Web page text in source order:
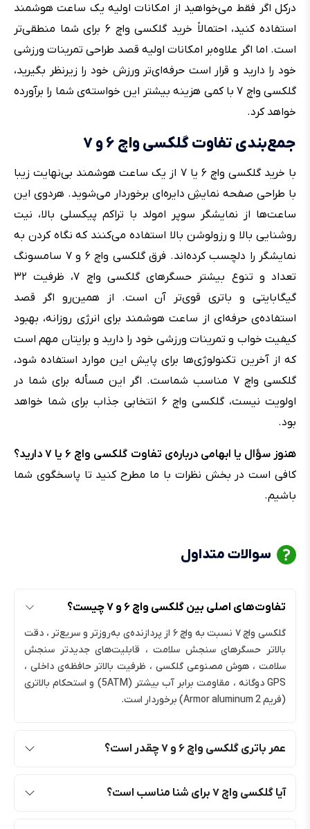
درکل اگر فقط می‌خواهید از امکانات اولیه یک ساعت هوشمند
استفاده کنید، احتمالاً خرید گلکسی واچ ۶ برای شما منطقی‌تر
است. اما اگر علاوه‌بر امکانات اولیه قصد طراحی تمرینات ورزشی
خود را دارید و قرار است حرفه‌ای‌تر ورزش خود را زیرنظر بگیرید،
گلکسی واچ ۷ با کمی هزینه بیشتر این خواسته‌ی شما را برآورده
خواهد کرد.
جمع‌بندی تفاوت گلکسی واچ ۶ و ۷
با خرید گلکسی واچ ۶ یا ۷ از یک ساعت هوشمند بی‌نهایت زیبا
با طراحی صفحه نمایشِ دایره‌ای برخوردار می‌شوید. هردوی این
ساعت‌ها از نمایشگر سوپر امولد با تراکم پیکسلی بالا، نیت
روشنایی بالا و رزولوشن بالا استفاده می‌کنند که نگاه کردن به
نمایشگر را دلچسب کرده‌اند. فرق گلکسی واچ ۶ و ۷ سامسونگ
تعداد و تنوع بیشتر حسگرهای گلکسی واچ ۷، ظرفیت ۳۲
گیگابایتی و باتری قوی‌تر آن است. از همین‌رو اگر قصد
استفاده‌ی حرفه‌ای از ساعت هوشمند برای انرژی روزانه، بهبود
کیفیت خواب و تمرینات ورزشی خود را دارید و برایتان مهم است
که از آخرین تکنولوژی‌ها برای پایش این موارد استفاده شود،
گلکسی واچ ۷ مناسب شماست. اگر این مسأله برای شما در
اولویت نیست، گلکسی واچ ۶ انتخابی جذاب برای شما خواهد
بود.
هنوز سؤال یا ابهامی درباره‌ی تفاوت گلکسی واچ ۶ یا ۷ دارید؟
کافی است در بخش نظرات با ما مطرح کنید تا پاسخگوی شما
باشیم.
سوالات متداول
تفاوت‌های اصلی بین گلکسی واچ ۶ و ۷ چیست؟
گلکسی واچ ۷ نسبت به واچ ۶ از پردازنده‌ی به‌روزتر و سریع‌تر ، دقت
بالاتر حسگرهای سنجش سلامت ، قابلیت‌های جدیدتر سنجش
سلامت ، هوش مصنوعی گلکسی ، ظرفیت بالاتر حافظه‌ی داخلی ،
GPS دوگانه ، مقاومت برابر آب بیشتر (5ATM) و استحکام بالاتری
(فریم Armor aluminum 2) برخوردار است.
عمر باتری گلکسی واچ ۶ و ۷ چقدر است؟
آیا گلکسی واچ ۷ برای شنا مناسب است؟